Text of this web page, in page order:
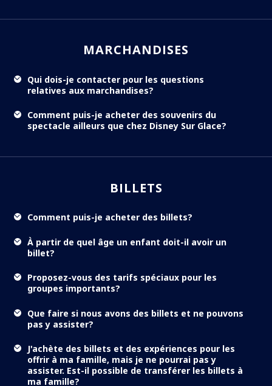
MARCHANDISES
Qui dois-je contacter pour les questions
relatives aux marchandises?
Comment puis-je acheter des souvenirs du
spectacle ailleurs que chez Disney Sur Glace?
BILLETS
Comment puis-je acheter des billets?
À partir de quel âge un enfant doit-il avoir un
billet?
Proposez-vous des tarifs spéciaux pour les
groupes importants?
Que faire si nous avons des billets et ne pouvons
pas y assister?
J'achète des billets et des expériences pour les
offrir à ma famille, mais je ne pourrai pas y
assister. Est-il possible de transférer les billets à
ma famille?